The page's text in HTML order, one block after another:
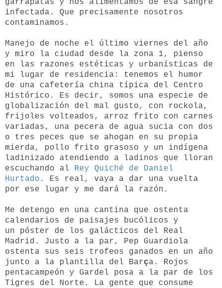
infectada. Que precisamente nosotros
contaminamos.
Manejo de noche el último viernes del año
y miro la ciudad desde la zona 1, pienso
en las razones estéticas y urbanísticas de
mi lugar de residencia: tenemos el humor
de una cafetería china típica del Centro
Histórico. Es decir, somos una especie de
globalización del mal gusto, con rockola,
frijoles volteados, arroz frito con carnes
variadas, una pecera de agua sucia con dos
o tres peces que se ahogan en su propia
mierda, pollo frito grasoso y un indígena
ladinizado atendiendo a ladinos que lloran
escuchando al
Rey Quiché de Daniel
Hurtado . Es real, vaya a dar una vuelta
por ese lugar y me dará la razón.
Me detengo en una cantina que ostenta
calendarios de paisajes bucólicos y
un póster de los galácticos del Real
Madrid. Justo a la par, Pep Guardiola
ostenta sus seis trofeos ganados en un año
junto a la plantilla del Barça. Rojos
pentacampeón y Gardel posa a la par de los
Tigres del Norte. La gente que consume